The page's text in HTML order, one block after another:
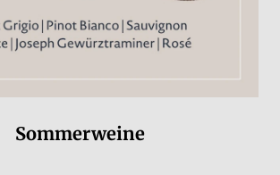
Sommerweine